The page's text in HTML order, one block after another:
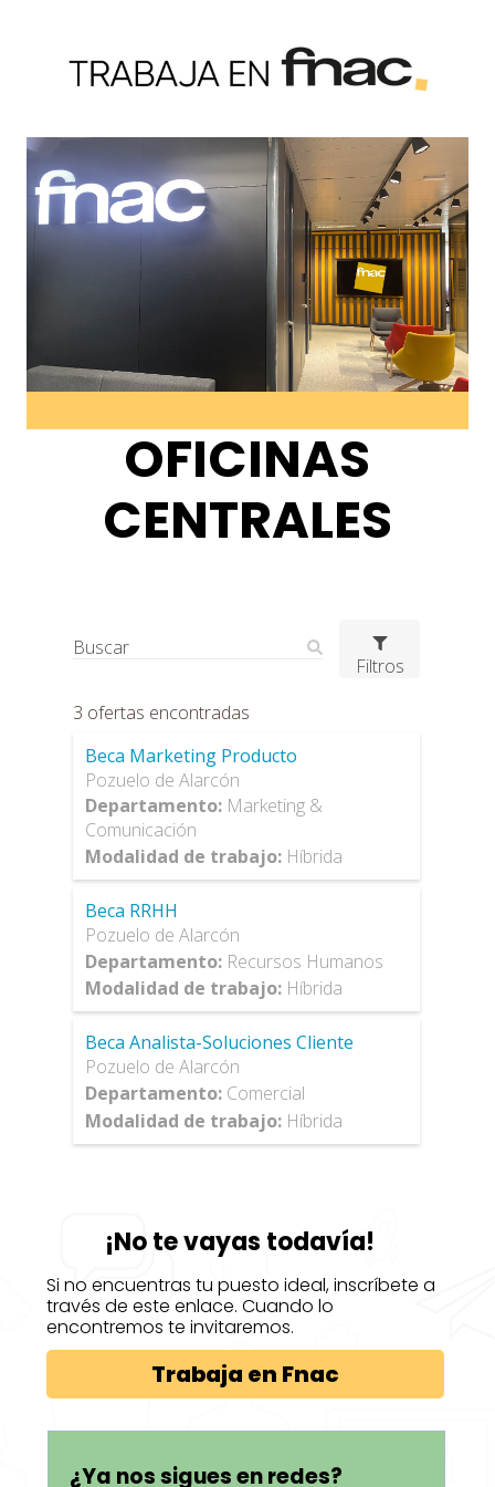
OFICINAS
CENTRALES
Filtros
3 ofertas encontradas
Beca Marketing Producto
Pozuelo de Alarcón
Departamento: Marketing &
Comunicación
Modalidad de trabajo: Híbrida
Beca RRHH
Pozuelo de Alarcón
Departamento: Recursos Humanos
Modalidad de trabajo: Híbrida
Beca Analista-Soluciones Cliente
Pozuelo de Alarcón
Departamento: Comercial
Modalidad de trabajo: Híbrida
¡No te vayas todavía!
¿Ya nos sigues en redes?
Si no encuentras tu puesto ideal, inscríbete a
través de este enlace. Cuando lo
encontremos te invitaremos.
Trabaja en Fnac